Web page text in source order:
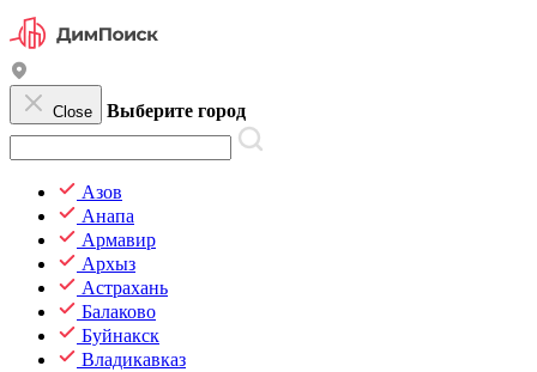
Close Выберите город
Азов
Анапа
Армавир
Архыз
Астрахань
Балаково
Буйнакск
Владикавказ